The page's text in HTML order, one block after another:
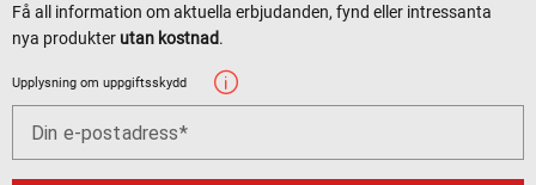
Få all information om aktuella erbjudanden, fynd eller intressanta
nya produkter utan kostnad.
Upplysning om uppgiftsskydd
Din e-postadress